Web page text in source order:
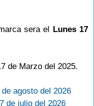
sera el Lunes 17
de Marzo del 2025.
agosto del 2026
de julio del 2026